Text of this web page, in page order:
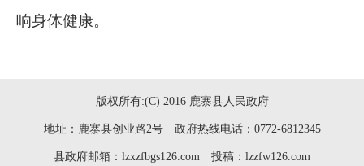
响身体健康。
版权所有:(C) 2016 鹿寨县人民政府
地址：鹿寨县创业路2号 政府热线电话：0772-6812345
县政府邮箱：lzxzfbgs126.com 投稿：lzzfw126.com